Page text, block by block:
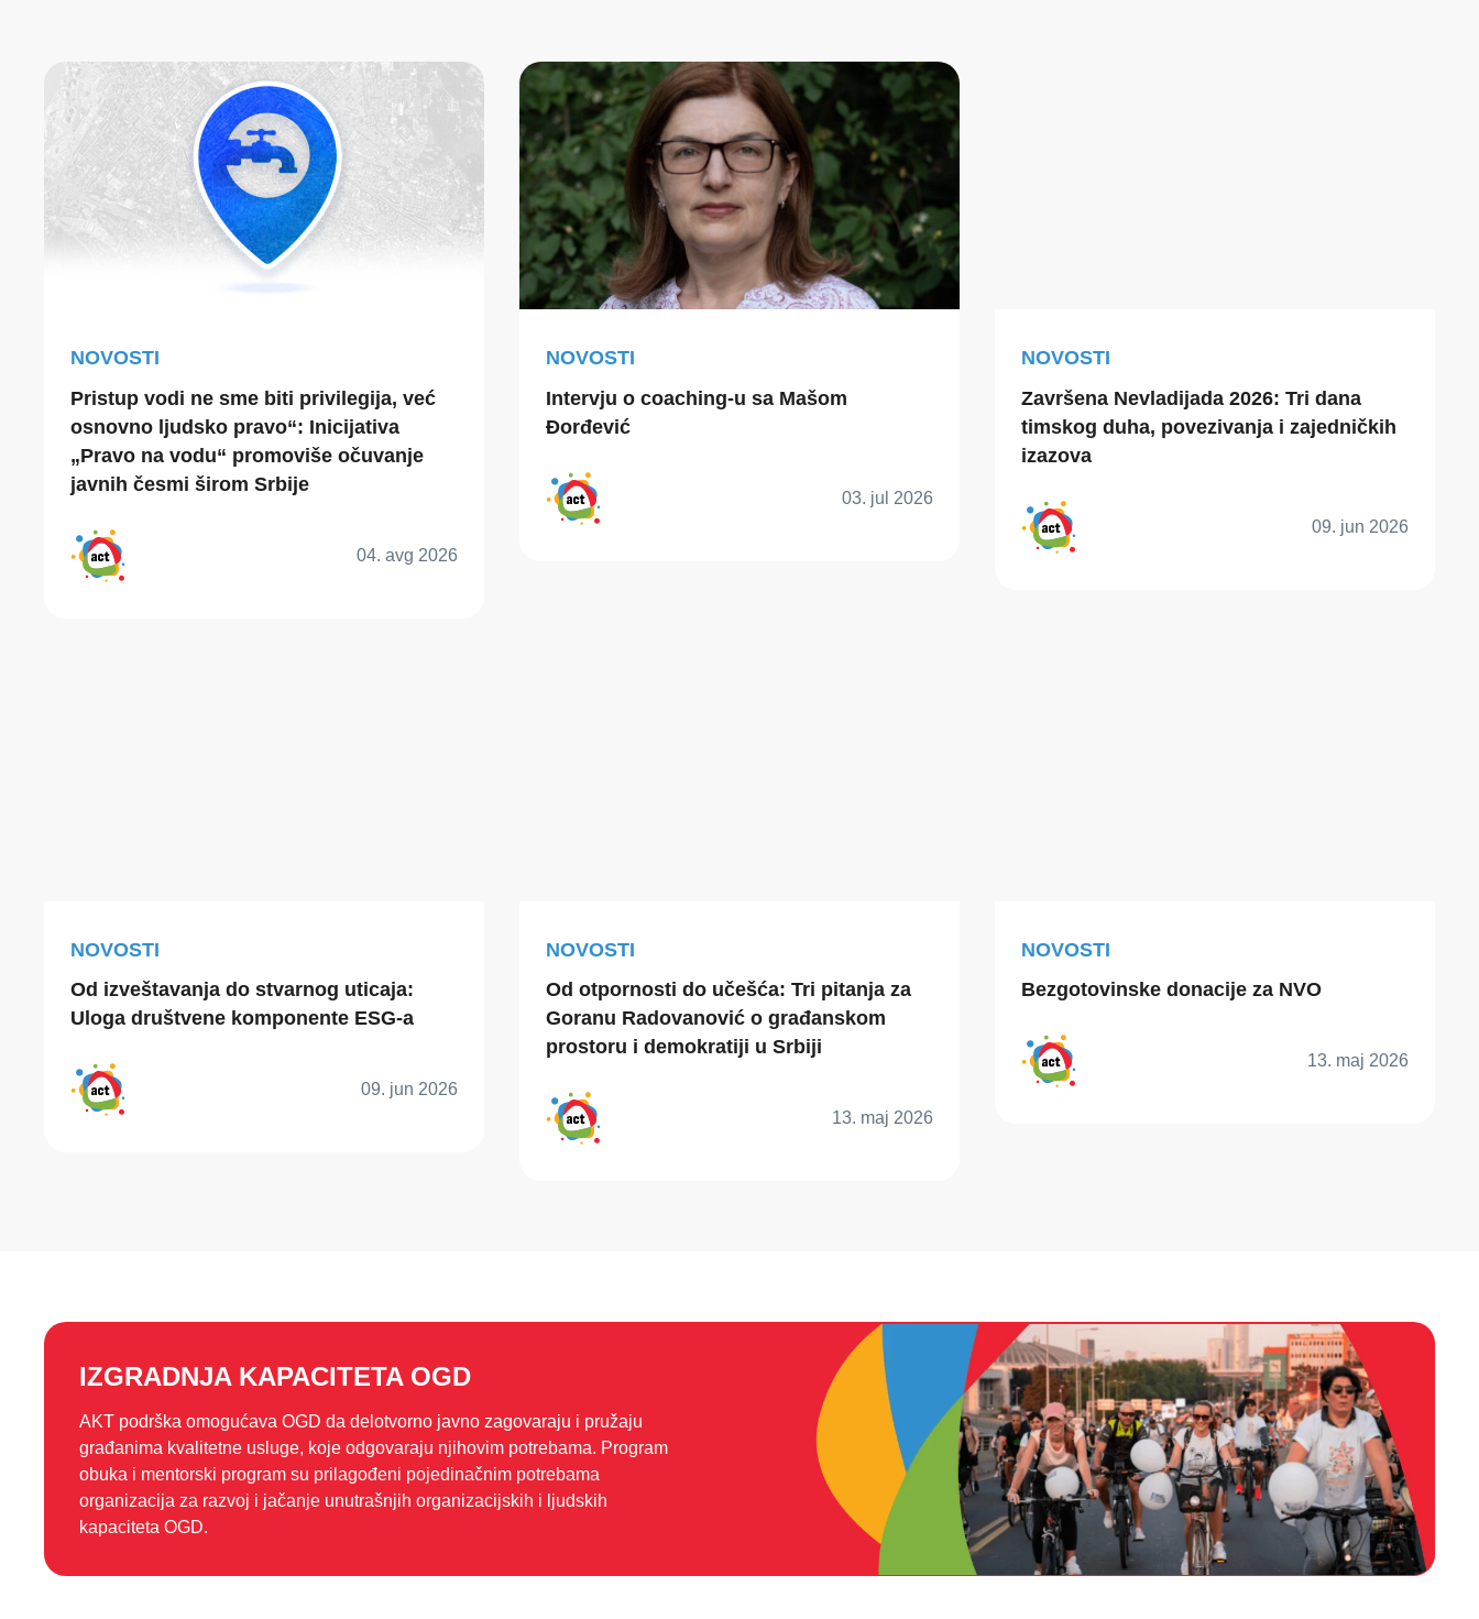
NOVOSTI
Pristup vodi ne sme biti privilegija, već
osnovno ljudsko pravo“: Inicijativa
„Pravo na vodu“ promoviše očuvanje
javnih česmi širom Srbije
04. avg 2026
NOVOSTI
Intervju o coaching-u sa Mašom
Đorđević
03. jul 2026
NOVOSTI
Završena Nevladijada 2026: Tri dana
timskog duha, povezivanja i zajedničkih
izazova
09. jun 2026
NOVOSTI
Od izveštavanja do stvarnog uticaja:
Uloga društvene komponente ESG-a
09. jun 2026
NOVOSTI
Od otpornosti do učešća: Tri pitanja za
Goranu Radovanović o građanskom
prostoru i demokratiji u Srbiji
13. maj 2026
NOVOSTI
Bezgotovinske donacije za NVO
13. maj 2026
IZGRADNJA KAPACITETA OGD
AKT podrška omogućava OGD da delotvorno javno zagovaraju i pružaju
građanima kvalitetne usluge, koje odgovaraju njihovim potrebama. Program
obuka i mentorski program su prilagođeni pojedinačnim potrebama
organizacija za razvoj i jačanje unutrašnjih organizacijskih i ljudskih
kapaciteta OGD.